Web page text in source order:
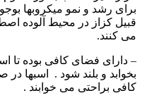
برای رشد و نمو میکروبها
قبیل کزاز در محیط آلوده
می کنند.
– دارای فضای کافی بوده تا
بخوابد و بلند شود . اسبها
کافی براحتی می خوابند .